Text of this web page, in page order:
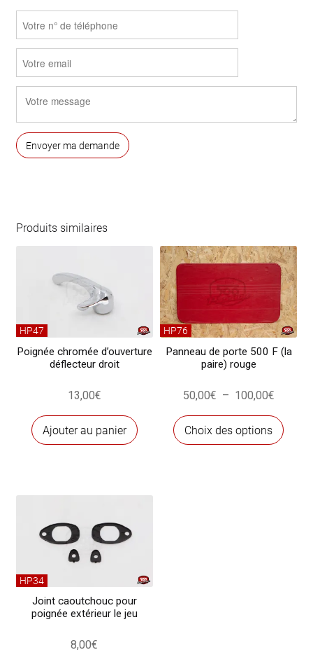
Produits similaires
HP47
Poignée chromée d’ouverture
déflecteur droit
13,00€
Ajouter au panier
HP76
Panneau de porte 500 F (la
paire) rouge
50,00€ – 100,00€Plage
prix :
50,00€
Choix des options
Ce
HP34
Joint caoutchouc pour
poignée extérieur le jeu
8,00€